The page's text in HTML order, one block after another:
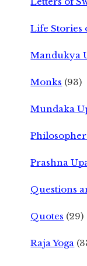
Life Stories
Mandukya
Monks (93)
Mundaka
Prashna
Questions
Quotes (29)
Raja Yoga